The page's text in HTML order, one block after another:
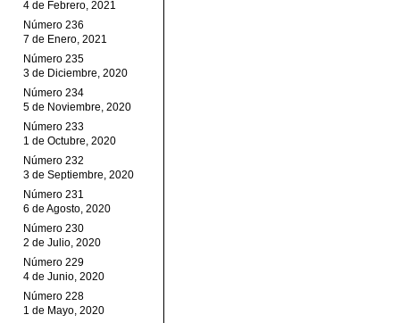
4 de Febrero, 2021
Número 236
7 de Enero, 2021
Número 235
3 de Diciembre, 2020
Número 234
5 de Noviembre, 2020
Número 233
1 de Octubre, 2020
Número 232
3 de Septiembre, 2020
Número 231
6 de Agosto, 2020
Número 230
2 de Julio, 2020
Número 229
4 de Junio, 2020
Número 228
1 de Mayo, 2020